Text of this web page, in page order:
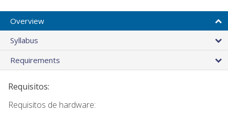
Overview
Syllabus
Requirements
Requisitos:
Requisitos de hardware: